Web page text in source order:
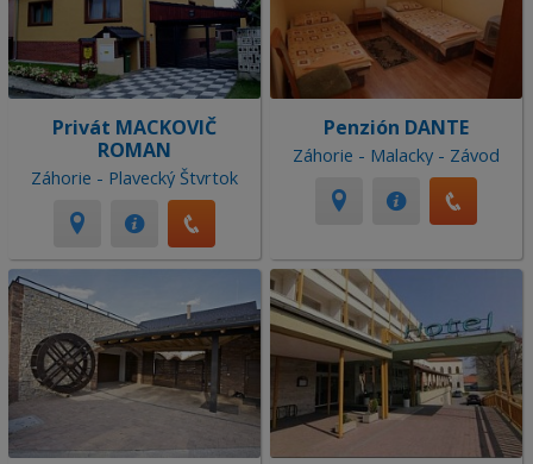
Privát MACKOVIČ
ROMAN
Záhorie - Plavecký Štvrtok
Penzión DANTE
Záhorie - Malacky - Závod